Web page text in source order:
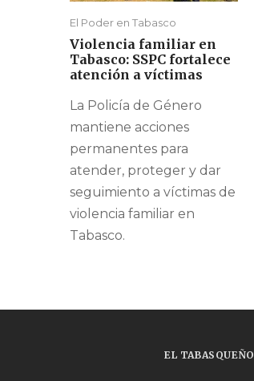
El Poder en Tabasco
Violencia familiar en
Tabasco: SSPC fortalece
atención a víctimas
La Policía de Género
mantiene acciones
permanentes para
atender, proteger y dar
seguimiento a víctimas de
violencia familiar en
Tabasco.
EL TABASQUEÑO